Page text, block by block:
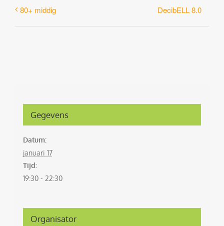
80+ middig DecibELL 8.0
Gegevens
Datum:
januari 17
Tijd:
19:30 - 22:30
Organisator